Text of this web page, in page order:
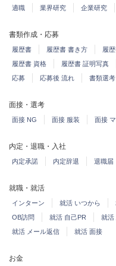
適職 業界研究 企業研究
書類作成・応募
履歴書 履歴書 書き方 履
履歴書 資格
履歴書 証明写真
応募
応募後 流れ 書類選考
面接・選考
面接 NG 面接 服装 面接
内定・退職・入社
内定承諾 内定辞退 退職届
就職・就活
インターン 就活 いつから
OB訪問
就活 自己PR 就活
就活 メール返信
就活 面接
お金